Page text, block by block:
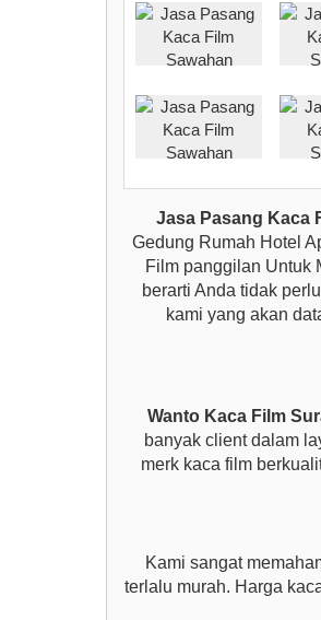
Jasa Pasang Kaca
Gedung Rumah Hotel
Film panggilan Untuk
berarti Anda tidak
kami yang akan
Wanto Kaca Film
banyak client dalam
merk kaca film
Kami sangat
terlalu murah. Harga